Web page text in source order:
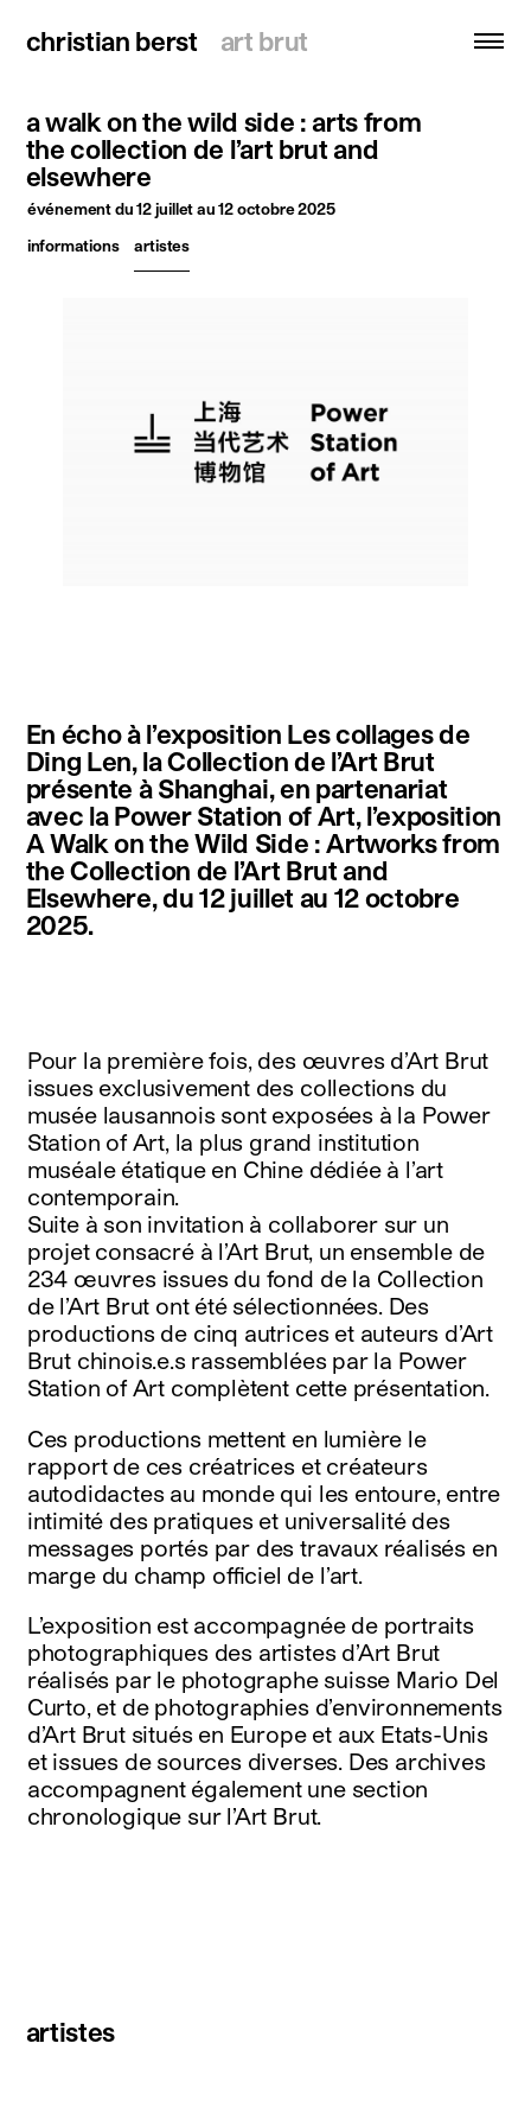
christian berst art brut
christian berst art brut
recherche
accueil
artistes
ressources
à propos
français english
a walk on the wild side : arts from
the collection de l’art brut and
elsewhere
événementdu 12 juillet au 12 octobre 2025
informations
artistes
En écho à l’exposition Les collages de
Ding Len, la Collection de l’Art Brut
présente à Shanghai, en partenariat
avec la Power Station of Art, l’exposition
A Walk on the Wild Side : Artworks from
the Collection de l’Art Brut and
Elsewhere, du 12 juillet au 12 octobre
2025.
Pour la première fois, des œuvres d’Art Brut
issues exclusivement des collections du
musée lausannois sont exposées à la Power
Station of Art, la plus grand institution
muséale étatique en Chine dédiée à l’art
contemporain.
Suite à son invitation à collaborer sur un
projet consacré à l’Art Brut, un ensemble de
234 œuvres issues du fond de la Collection
de l’Art Brut ont été sélectionnées. Des
productions de cinq autrices et auteurs d’Art
Brut chinois.e.s rassemblées par la Power
Station of Art complètent cette présentation.
Ces productions mettent en lumière le
rapport de ces créatrices et créateurs
autodidactes au monde qui les entoure, entre
intimité des pratiques et universalité des
messages portés par des travaux réalisés en
marge du champ officiel de l’art.
L’exposition est accompagnée de portraits
photographiques des artistes d’Art Brut
réalisés par le photographe suisse Mario Del
Curto, et de photographies d’environnements
d’Art Brut situés en Europe et aux Etats-Unis
et issues de sources diverses. Des archives
accompagnent également une section
chronologique sur l’Art Brut.
artistes